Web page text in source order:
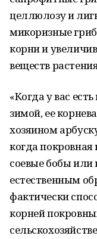
целлюлозу и
микоризные
корни и
веществ
«Когда у вас
зимой, ее
хозяином
когда
соевые бобы или
естественным
фактически
корней